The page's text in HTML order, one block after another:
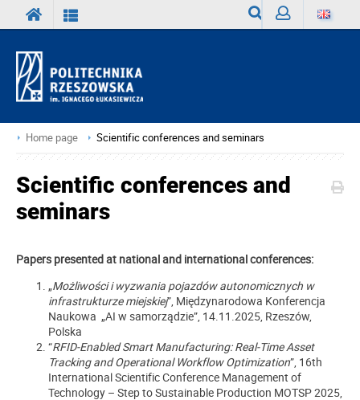
Home page Scientific conferences and seminars
Scientific conferences and
seminars
Papers presented at national and international conferences:
„Możliwości i wyzwania pojazdów autonomicznych w
infrastrukturze miejskiej”, Międzynarodowa Konferencja
Naukowa „AI w samorządzie”, 14.11.2025, Rzeszów,
Polska
“RFID-Enabled Smart Manufacturing: Real-Time Asset
Tracking and Operational Workflow Optimization”, 16th
International Scientific Conference Management of
Technology – Step to Sustainable Production MOTSP 2025,